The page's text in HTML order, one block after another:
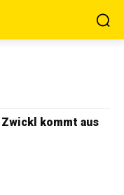
kommt aus